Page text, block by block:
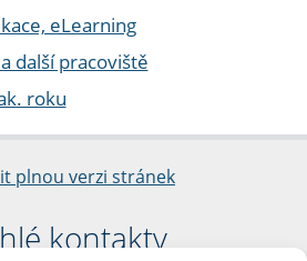
eLearning
další pracoviště
roku
plnou verzi stránek
kontakty